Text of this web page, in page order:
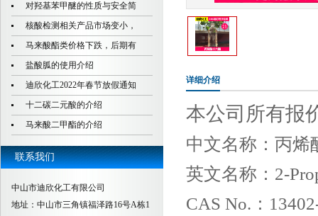
对羟基苯甲醚的性质与安全简
核酸检测相关产品市场变小，
马来酸酯类价格下跌，后期有
盐酸胍的使用介绍
迪欣化工2022年春节放假通知
十二碳二元酸的介绍
马来酸二甲酯的介绍
联系我们
中山市迪欣化工有限公司
地址：中山市三角镇福泽路16号A栋1
详细介绍
本公司所有报
中文名称： 丙烯
英文名称： 2-
CAS No.：